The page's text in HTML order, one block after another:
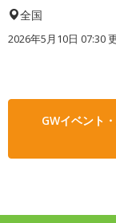
全国
2026年5月10日 07:30
GWイベント